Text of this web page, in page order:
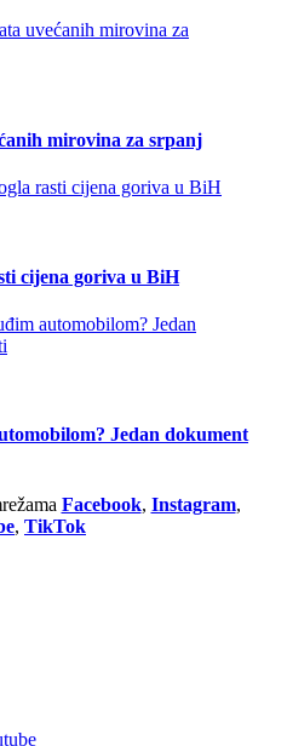
mirovina za srpanj
cijena goriva u BiH
Jedan dokument
Facebook, Instagram,
, TikTok